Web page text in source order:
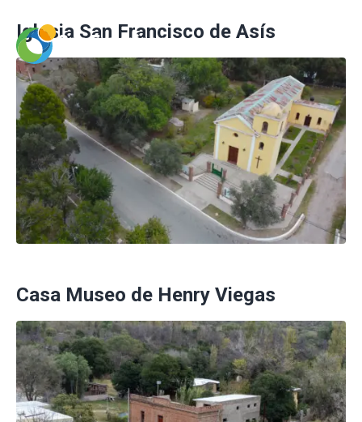
Iglesia San Francisco de Asís
Casa Museo de Henry Viegas